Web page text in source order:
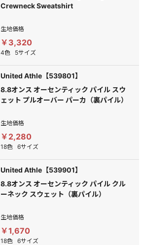
Crewneck Sweatshirt
生地価格
￥3,320
4色 5サイズ
United Athle【539801】
8.8オンス オーセンティック パイル スウ
ェット プルオーバー パーカ（裏パイル）
生地価格
￥2,280
18色 6サイズ
United Athle【539901】
8.8オンス オーセンティック パイル クル
ーネック スウェット（裏パイル）
生地価格
￥1,670
18色 6サイズ